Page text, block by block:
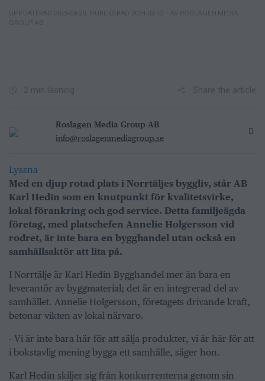
UPPDATERAD 2025-08-20 , PUBLICERAD 2024-02-12
– AV ROSLAGEN MEDIA
GROUP AB
2 min läsning Share the article
Roslagen Media Group AB
info@roslagenmediagroup.se
Lyssna
Med en djup rotad plats i Norrtäljes byggliv, står AB
Karl Hedin som en knutpunkt för kvalitetsvirke,
lokal förankring och god service. Detta familjeägda
företag, med platschefen Annelie Holgersson vid
rodret, är inte bara en bygghandel utan också en
samhällsaktör att lita på.
I Norrtälje är Karl Hedin Bygghandel mer än bara en
leverantör av byggmaterial; det är en integrerad del av
samhället. Annelie Holgersson, företagets drivande kraft,
betonar vikten av lokal närvaro.
- Vi är inte bara här för att sälja produkter, vi är här för att
i bokstavlig mening bygga ett samhälle, säger hon.
Karl Hedin skiljer sig från konkurrenterna genom sin